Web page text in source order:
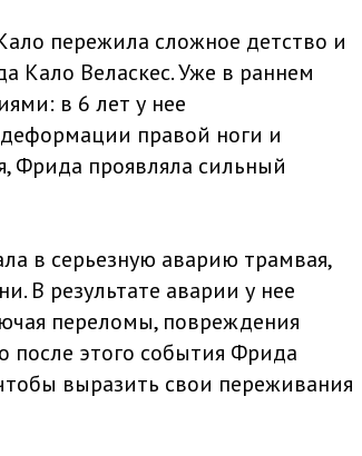
пережила сложное детство и
Кало Веласкес. Уже в раннем
в 6 лет у нее
правой ноги и
Фрида проявляла сильный
в серьезную аварию трамвая,
В результате аварии у нее
переломы, повреждения
после этого события Фрида
выразить свои переживания